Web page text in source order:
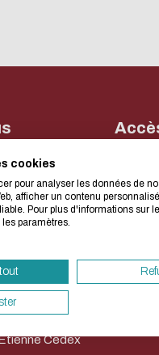
Nous avons développé ce
d'une démarche forte
besoins énergétiques
vous pouvez le parcourir
sollicitera très peu nos
Merci pour votre contribution
58, rue Jean
Saint-
Cedex
cookies
pour analyser les données de
afficher un contenu
Pour plus d'informations sur
paramètres.